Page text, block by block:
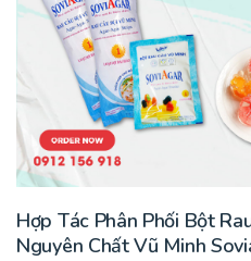
Hợp Tác Phân Phối Bột
Nguyên Chất Vũ Minh